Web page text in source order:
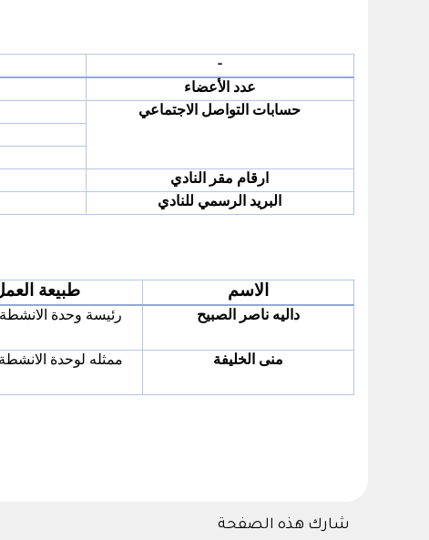
-
عدد الأعضاء
حسابات التواصل الاجتماعي
ارقام مقر النادي
البريد الرسمي للنادي
الاسم طبيعة
داليه ناصر الصبيح رئيسة وحدة الانشطة
منى الخليفة ممثله لوحدة الانشطة
شارك هذه الصفحة